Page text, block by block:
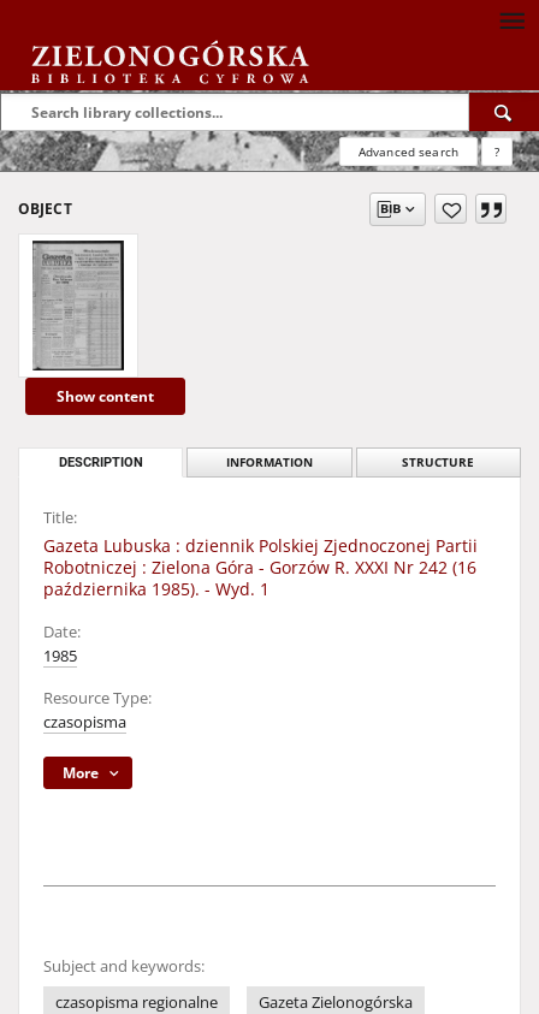
Advanced search ?
OBJECT
Show content
DESCRIPTION INFORMATION STRUCTURE
Title:
Gazeta Lubuska : dziennik Polskiej Zjednoczonej Partii
Robotniczej : Zielona Góra - Gorzów R. XXXI Nr 242 (16
października 1985). - Wyd. 1
Date:
1985
Resource Type:
czasopisma
More
Subject and keywords:
czasopisma regionalne
Gazeta Zielonogórska